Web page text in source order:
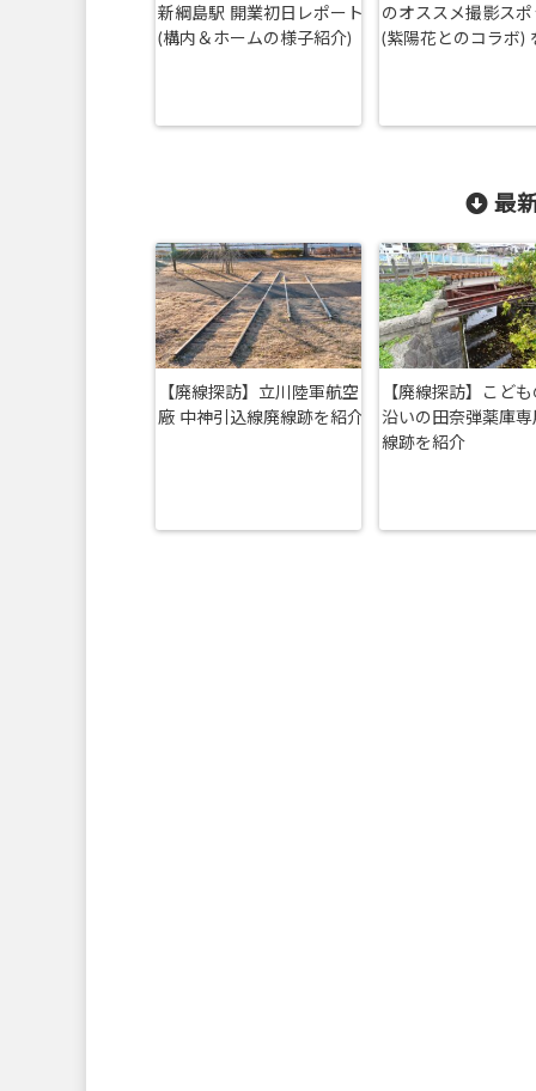
新綱島駅 開業初日レポート
(構内＆ホームの様子紹介)
のオススメ撮影スポ
(紫陽花とのコラボ)
最
【廃線探訪】立川陸軍航空
廠 中神引込線廃線跡を紹介
【廃線探訪】こど
沿いの田奈弾薬庫専
線跡を紹介